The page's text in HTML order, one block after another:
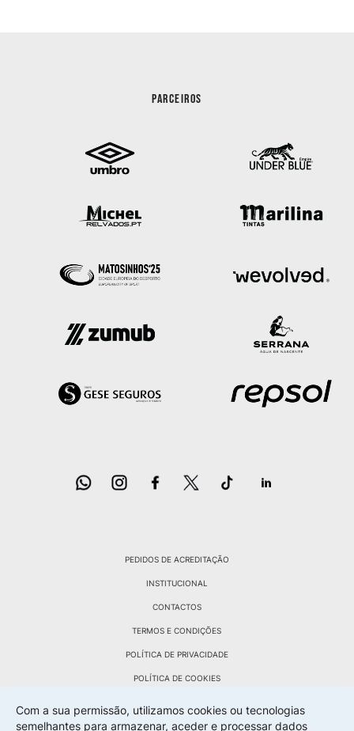
Com a sua permissão, utilizamos cookies ou tecnologias
semelhantes para armazenar, aceder e processar dados
PARCEIROS
PEDIDOS DE ACREDITAÇÃO
INSTITUCIONAL
CONTACTOS
TERMOS E CONDIÇÕES
POLÍTICA DE PRIVACIDADE
POLÍTICA DE COOKIES
LIVRO RECLAMAÇÕES